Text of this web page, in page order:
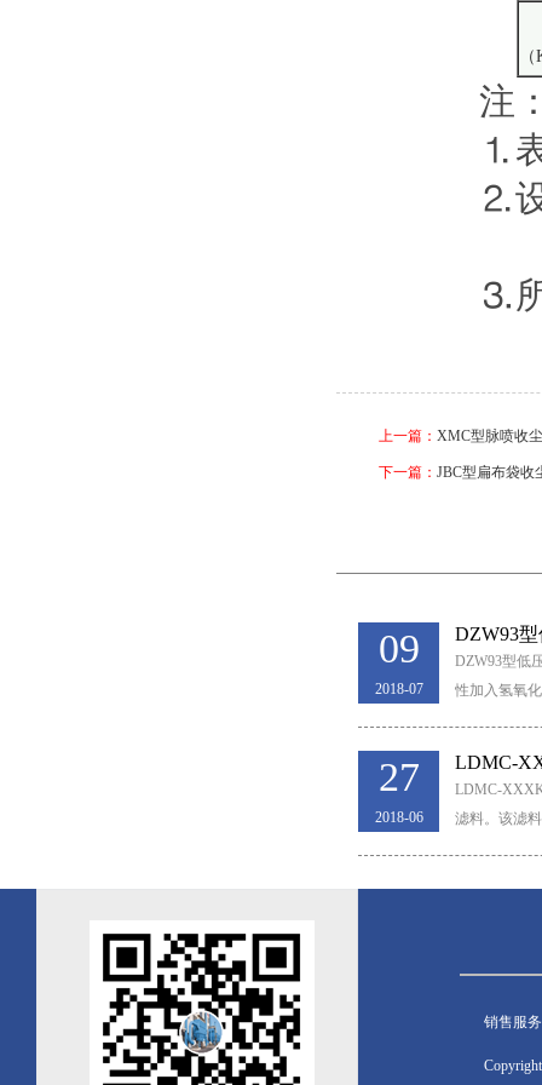
注
⒈表中
⒉设备
⒊所耗
上一篇： XMC型脉喷收
下一篇： JBC型扁布袋收
09
2018-07
DZW93
DZW93型低
性加入氢氧
27
2018-06
LDMC-
LDMC-
滤料。该滤
销售服